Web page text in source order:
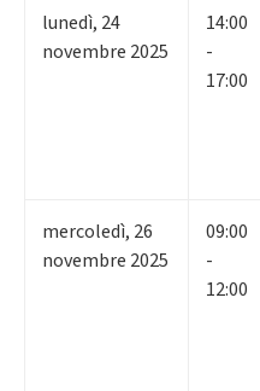
lunedì, 24
novembre 2025
14:00
-
17:00
mercoledì, 26
novembre 2025
09:00
-
12:00